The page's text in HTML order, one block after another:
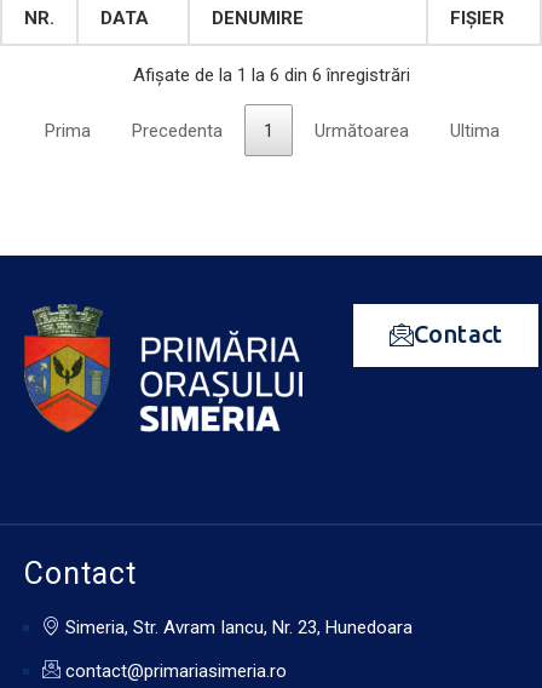
NR. DATA DENUMIRE FIȘIER
Afișate de la 1 la 6 din 6 înregistrări
Prima Precedenta 1 Următoarea Ultima
Contact
Contact
Simeria, Str. Avram Iancu, Nr. 23, Hunedoara
contact@primariasimeria.ro